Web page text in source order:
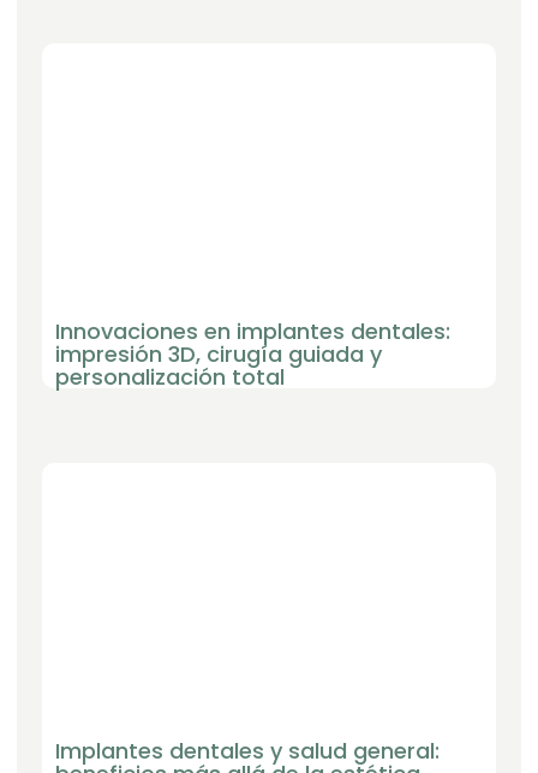
Innovaciones en implantes dentales:
impresión 3D, cirugía guiada y
personalización total
Implantes dentales y salud general: